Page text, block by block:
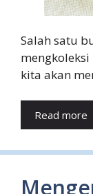
Salah satu
kita akan
Read more